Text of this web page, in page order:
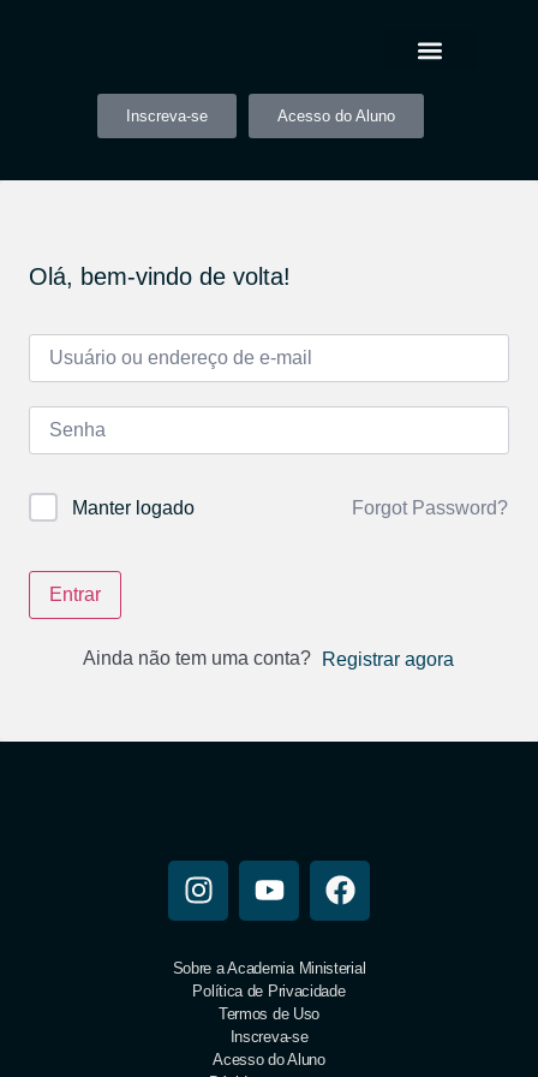
Inscreva-se Acesso do Aluno
Olá, bem-vindo de volta!
Manter logado Forgot Password?
Entrar
Ainda não tem uma conta? Registrar agora
Sobre a Academia Ministerial
Política de Privacidade
Termos de Uso
Inscreva-se
Acesso do Aluno